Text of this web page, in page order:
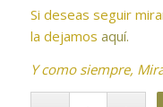
Si deseas seguir
la dejamos aquí.
Y como siempre,